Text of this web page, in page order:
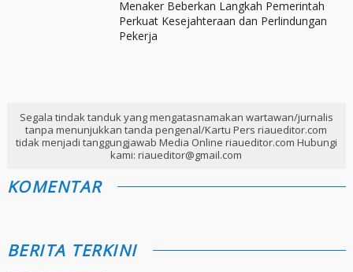
Menaker Beberkan Langkah Pemerintah
Perkuat Kesejahteraan dan Perlindungan
Pekerja
Segala tindak tanduk yang mengatasnamakan wartawan/jurnalis
tanpa menunjukkan tanda pengenal/Kartu Pers riaueditor.com
tidak menjadi tanggungjawab Media Online riaueditor.com Hubungi
kami: riaueditor@gmail.com
KOMENTAR
BERITA TERKINI